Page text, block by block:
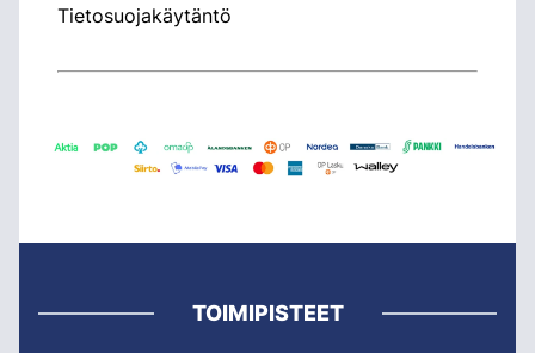
Tietosuojakäytäntö
TOIMIPISTEET